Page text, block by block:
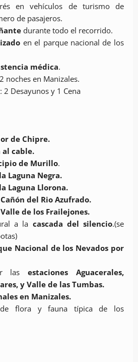
en vehículos de turismo de
de pasajeros.
durante todo el recorrido.
en el parque nacional de los
médica.
noches en Manizales.
: 2 Desayunos y 1 Cena
de Chipre.
al cable.
de Murillo.
Laguna Negra.
Laguna Llorona.
Cañón del Rio Azufrado.
Valle de los Frailejones.
a la cascada del silencio.(se
Nacional de los Nevados por
lasestaciones Aguacerales,
y Valle de las Tumbas.
en Manizales.
de flora y fauna típica de los